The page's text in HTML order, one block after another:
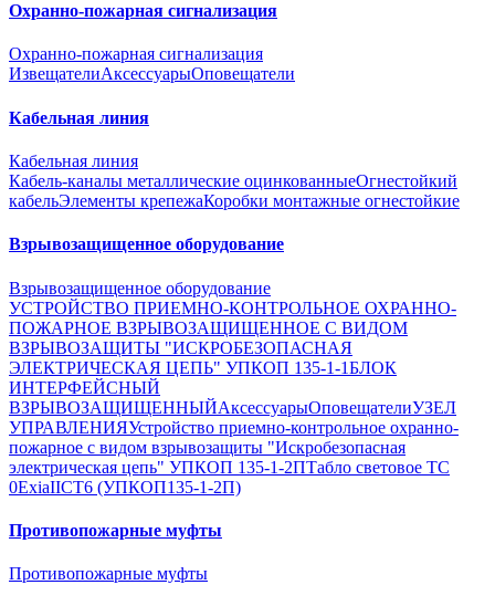
Охранно-пожарная сигнализация
Охранно-пожарная сигнализация
ИзвещателиАксессуарыОповещатели
Кабельная линия
Кабельная линия
Кабель-каналы металлические оцинкованныеОгнестойкий
кабельЭлементы крепежаКоробки монтажные огнестойкие
Взрывозащищенное оборудование
Взрывозащищенное оборудование
УСТРОЙСТВО ПРИЕМНО-КОНТРОЛЬНОЕ ОХРАННО-
ПОЖАРНОЕ ВЗРЫВОЗАЩИЩЕННОЕ С ВИДОМ
ВЗРЫВОЗАЩИТЫ "ИСКРОБЕЗОПАСНАЯ
ЭЛЕКТРИЧЕСКАЯ ЦЕПЬ" УПКОП 135-1-1БЛОК
ИНТЕРФЕЙСНЫЙ
ВЗРЫВОЗАЩИЩЕННЫЙАксессуарыОповещателиУЗЕЛ
УПРАВЛЕНИЯУстройство приемно-контрольное охранно-
пожарное с видом взрывозащиты "Искробезопасная
электрическая цепь" УПКОП 135-1-2ПТабло световое ТС
0ExiaIICT6 (УПКОП135-1-2П)
Противопожарные муфты
Противопожарные муфты